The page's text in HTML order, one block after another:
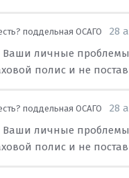
поддельная ОСАГО
28
Ваши личные
полис и не
поддельная ОСАГО
28
Ваши личные
полис и не